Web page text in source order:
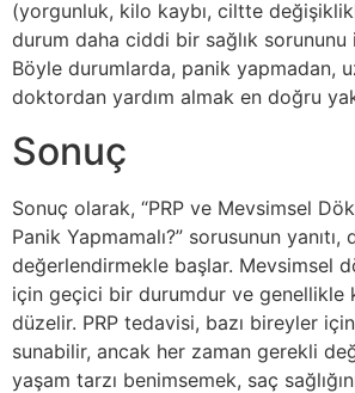
(yorgunluk, kilo kaybı, ciltte
durum daha ciddi bir sağlık sorununu
Böyle durumlarda, panik yapmadan,
doktordan yardım almak en doğru
Sonuç
Sonuç olarak, “PRP ve Mevsimsel
Panik Yapmamalı?” sorusunun
değerlendirmekle başlar. Mevsimsel
için geçici bir durumdur ve genellikle
düzelir. PRP tedavisi, bazı bireyler
sunabilir, ancak her zaman gerekli
yaşam tarzı benimsemek, saç